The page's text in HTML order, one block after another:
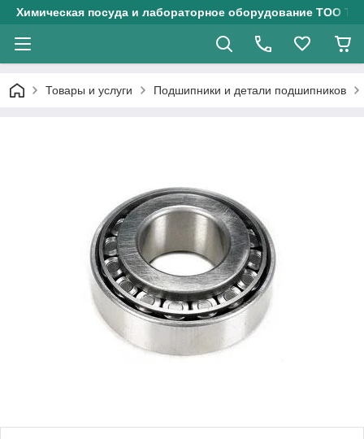
Химическая посуда и лабораторное оборудование ТОО
Товары и услуги Подшипники и детали подшипников